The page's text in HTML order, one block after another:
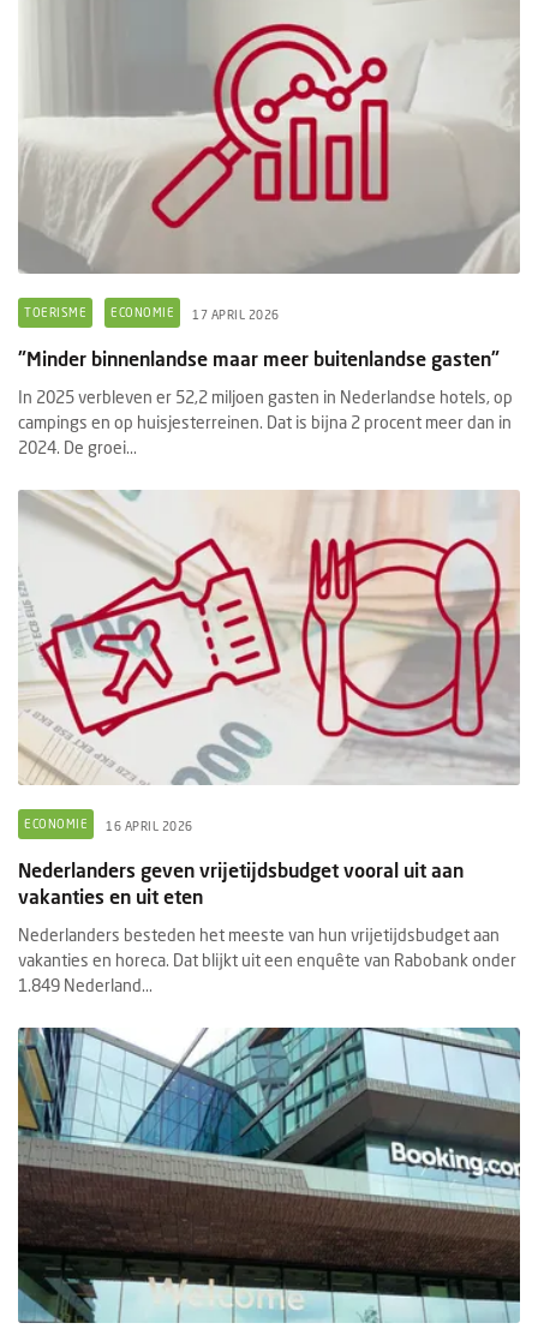
TOERISME ECONOMIE 17 APRIL 2026
"Minder binnenlandse maar meer buitenlandse gasten"
In 2025 verbleven er 52,2 miljoen gasten in Nederlandse hotels, op
campings en op huisjesterreinen. Dat is bijna 2 procent meer dan in
2024. De groei...
ECONOMIE 16 APRIL 2026
Nederlanders geven vrijetijdsbudget vooral uit aan
vakanties en uit eten
Nederlanders besteden het meeste van hun vrijetijdsbudget aan
vakanties en horeca. Dat blijkt uit een enquête van Rabobank onder
1.849 Nederland...